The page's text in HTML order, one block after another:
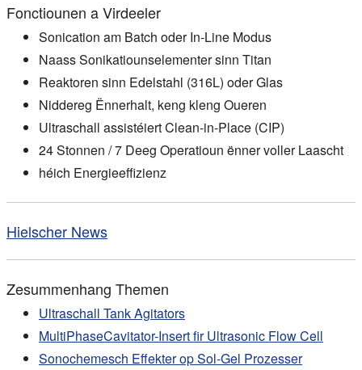
Fonctiounen a Virdeeler
Sonication am Batch oder In-Line Modus
Naass Sonikatiounselementer sinn Titan
Reaktoren sinn Edelstahl (316L) oder Glas
Niddereg Ënnerhalt, keng kleng Oueren
Ultraschall assistéiert Clean-in-Place (CIP)
24 Stonnen / 7 Deeg Operatioun ënner voller Laascht
héich Energieeffizienz
Hielscher News
Zesummenhang Themen
Ultraschall Tank Agitators
MultiPhaseCavitator-Insert fir Ultrasonic Flow Cell
Sonochemesch Effekter op Sol-Gel Prozesser